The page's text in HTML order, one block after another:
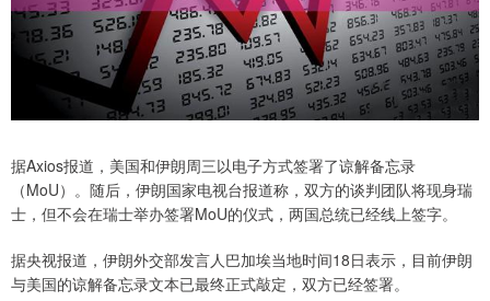
据Axios报道，美国和伊朗周三以电子方式签署了谅解备忘录
（MoU）。随后，伊朗国家电视台报道称，双方的谈判团队将现身瑞
士，但不会在瑞士举办签署MoU的仪式，两国总统已经线上签字。
据央视报道，伊朗外交部发言人巴加埃当地时间18日表示，目前伊朗
与美国的谅解备忘录文本已最终正式敲定，双方已经签署。